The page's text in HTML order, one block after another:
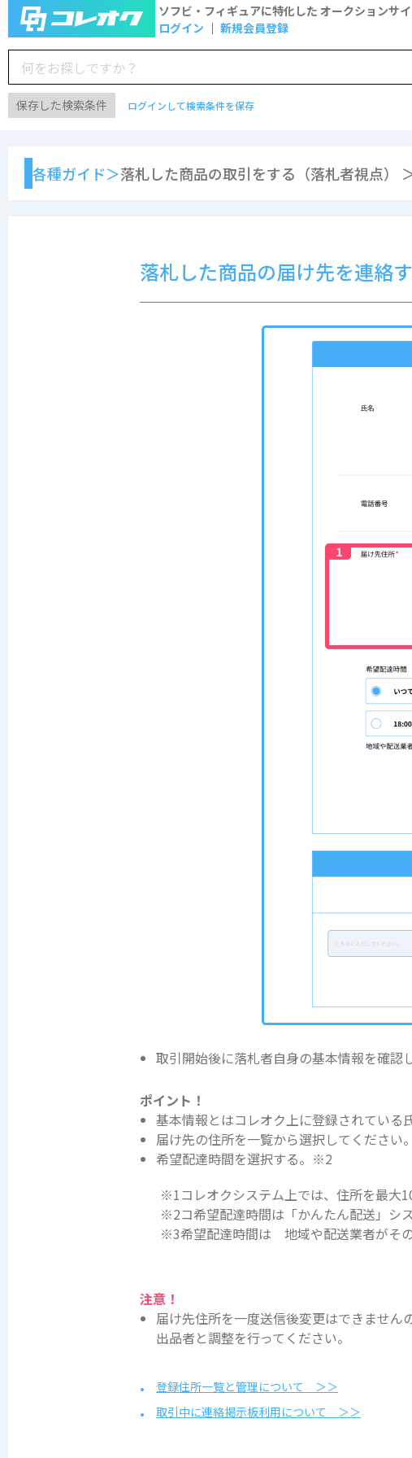
ソフビ・フィギュアに特化した オークションサ
ログイン
新規会員登録
保存した検索条件 ログインして検索条件を保存
各種ガイド＞落札した商品の取引をする（落札者視点）
落札した商品の届け先を連絡
取引開始後に落札者自身の基本情報を確認
ポイント！
基本情報とはコレオク上に登録されている
届け先の住所を一覧から選択してください
希望配達時間を選択する。※2
※1コレオクシステム上では、住所を最大
※2コ希望配達時間は「かんたん配送」シ
※3希望配達時間は 地域や配送業者がそ
注意！
届け先住所を一度送信後変更はできませ
出品者と調整を行ってください。
登録住所一覧と管理について ＞＞
取引中に連絡掲示板利用について ＞＞